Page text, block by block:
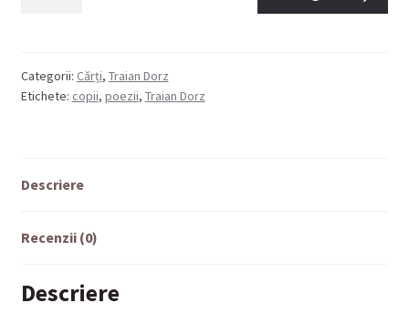
Traian
Dorz
Categorii: Cărți, Traian Dorz
Etichete: copii, poezii, Traian Dorz
Descriere
Recenzii (0)
Descriere